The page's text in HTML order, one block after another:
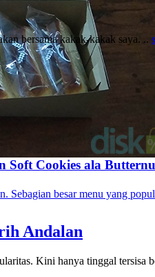
Soft Cookies ala
Sebagian besar menu yang
bersama kakak-kakak saya. ..
Andalan
Kini hanya tinggal tersisa